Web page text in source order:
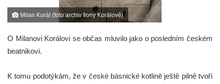
Milan Korál (foto archiv Ilony Korálové)
O Milanovi Korálovi se občas mluvilo jako o posledním českém
beatnikovi.
K tomu podotýkám, že v české básnické kotlině ještě pilně tvoří